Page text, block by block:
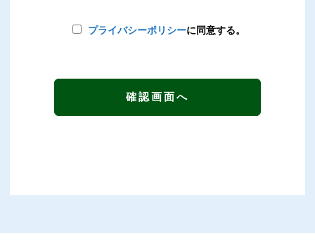
プライバシーポリシーに同意する。